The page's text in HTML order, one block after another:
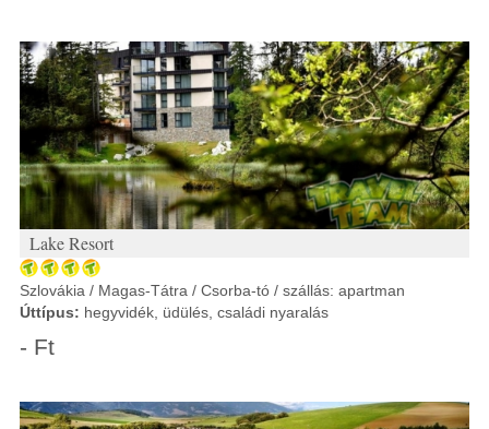
Lake Resort
Szlovákia / Magas-Tátra / Csorba-tó / szállás: apartman
Úttípus: hegyvidék, üdülés, családi nyaralás
- Ft